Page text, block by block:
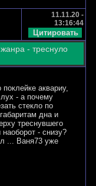
11.11.20 -
13:16:44
- треснуло
аквариу,
- а почему
стекло по
дна и
треснувшего
- снизу?
... Ваня73 уже